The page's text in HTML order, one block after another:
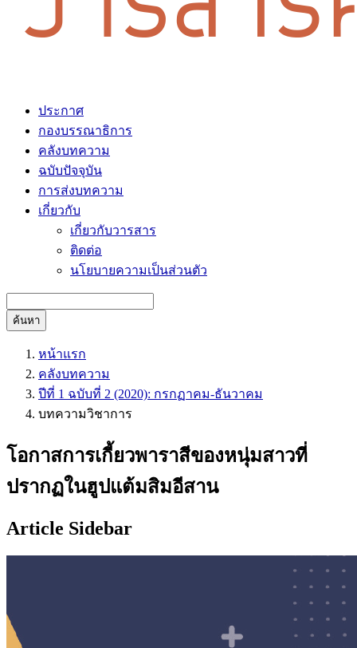
ประกาศ
กองบรรณาธิการ
คลังบทความ
ฉบับปัจจุบัน
การส่งบทความ
เกี่ยวกับ
เกี่ยวกับวารสาร
ติดต่อ
นโยบายความเป็นส่วนตัว
ค้นหา
หน้าแรก
คลังบทความ
ปีที่ 1 ฉบับที่ 2 (2020): กรกฏาคม-ธันวาคม
บทความวิชาการ
โอกาสการเกี้ยวพาราสีของหนุ่มสาวที่
ปรากฏในฮูปแต้มสิมอีสาน
Article Sidebar